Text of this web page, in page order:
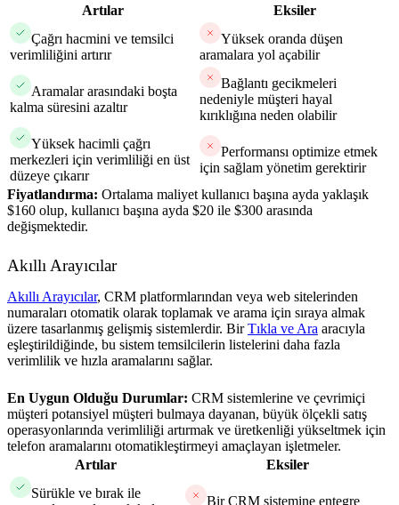
Artılar
Eksiler
Çağrı hacmini ve temsilci
verimliliğini artırır
Yüksek oranda düşen
aramalara yol açabilir
Aramalar arasındaki boşta
kalma süresini azaltır
Bağlantı gecikmeleri
nedeniyle müşteri hayal
kırıklığına neden olabilir
Yüksek hacimli çağrı
merkezleri için verimliliği en üst
düzeye çıkarır
Performansı optimize etmek
için sağlam yönetim gerektirir
Fiyatlandırma: Ortalama maliyet kullanıcı başına ayda yaklaşık
$160 olup, kullanıcı başına ayda $20 ile $300 arasında
değişmektedir.
Akıllı Arayıcılar
Akıllı Arayıcılar, CRM platformlarından veya web sitelerinden
numaraları otomatik olarak toplamak ve arama için sıraya almak
üzere tasarlanmış gelişmiş sistemlerdir. BirTıkla ve Ara aracıyla
eşleştirildiğinde, bu sistem temsilcilerin listelerini daha fazla
verimlilik ve hızla aramalarını sağlar.
En Uygun Olduğu Durumlar: CRM sistemlerine ve çevrimiçi
müşteri potansiyel müşteri bulmaya dayanan, büyük ölçekli satış
operasyonlarında verimliliği artırmak ve üretkenliği yükseltmek için
telefon aramalarını otomatikleştirmeyi amaçlayan işletmeler.
Artılar
Eksiler
Sürükle ve bırak ile
Bir CRM sistemine entegre